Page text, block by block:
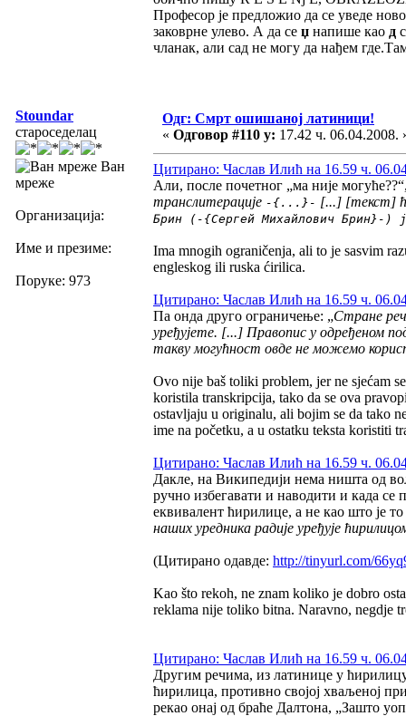
Професор је предложио да се уведе
заковрне улево. А да се џ напише као д
чланак, али сад не могу да нађем
Stoundar
староседелац
Ван
мреже
Организација:
Име и презиме:
Поруке: 973
Одг: Смрт ошишаној латиници!
« Одговор #110 у: 17.42 ч. 06.04.2008.
Цитирано: Часлав Илић на 16.59 ч.
Али, после почетног „ма није
транслитерације -{...}- [...] [текст]
Брин (-{Сергей Михайлович Брин}-)
Ima mnogih ograničenja, ali to je sasvim
engleskog ili ruska ćirilica.
Цитирано: Часлав Илић на 16.59 ч.
Па онда друго ограничење: „Стране
уређујете. [...] Правопис у одређеном
такву могућност овде не можемо
Ovo nije baš toliki problem, jer ne sjećam
koristila transkripcija, tako da se ova
ostavljaju u originalu, ali bojim se da tako
ime na početku, a u ostatku teksta koristiti
Цитирано: Часлав Илић на 16.59 ч.
Дакле, на Википедији нема ништа од
ручно избегавати и наводити и када
еквивалент ћирилице, а не као што је
наших уредника радије уређује
(Цитирано одавде: http://tinyurl.com/
Kao što rekoh, ne znam koliko je dobro
reklama nije toliko bitna. Naravno, negdje
Цитирано: Часлав Илић на 16.59 ч.
Другим речима, из латинице у
ћирилица, противно својој хваљеној
рекао онај од браће Далтона, „Зашто